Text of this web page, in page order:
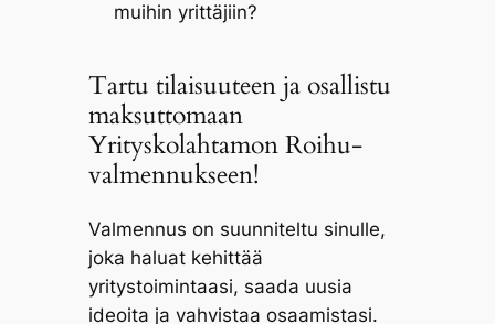
muihin yrittäjiin?
Tartu tilaisuuteen ja osallistu
maksuttomaan
Yrityskolahtamon Roihu-
valmennukseen!
Valmennus on suunniteltu sinulle,
joka haluat kehittää
yritystoimintaasi, saada uusia
ideoita ja vahvistaa osaamistasi.